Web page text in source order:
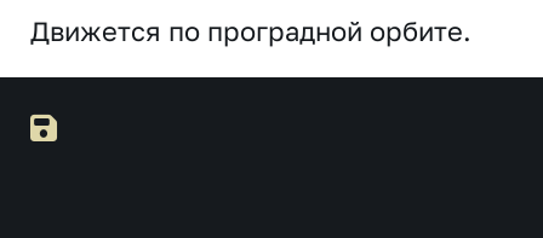
Движется по проградной орбите.